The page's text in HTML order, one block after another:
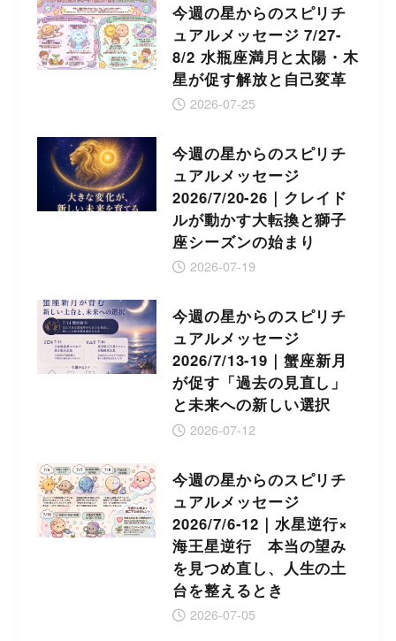
今週の星からのスピリチ
ュアルメッセージ 7/27-
8/2 水瓶座満月と太陽・木
星が促す解放と自己変革
2026-07-25
今週の星からのスピリチ
ュアルメッセージ
2026/7/20-26｜クレイド
ルが動かす大転換と獅子
座シーズンの始まり
2026-07-19
今週の星からのスピリチ
ュアルメッセージ
2026/7/13-19｜蟹座新月
が促す「過去の見直し」
と未来への新しい選択
2026-07-12
今週の星からのスピリチ
ュアルメッセージ
2026/7/6-12｜水星逆行×
海王星逆行 本当の望み
を見つめ直し、人生の土
台を整えるとき
2026-07-05